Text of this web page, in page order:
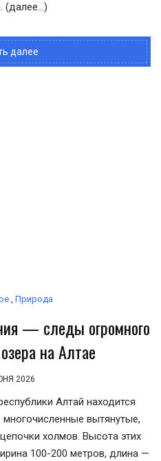
(далее…)
далее
, Природа
— следы огромного
на Алтае
2026
Алтай находится
многочисленные вытянутые,
холмов. Высота этих
100-200 метров, длина —